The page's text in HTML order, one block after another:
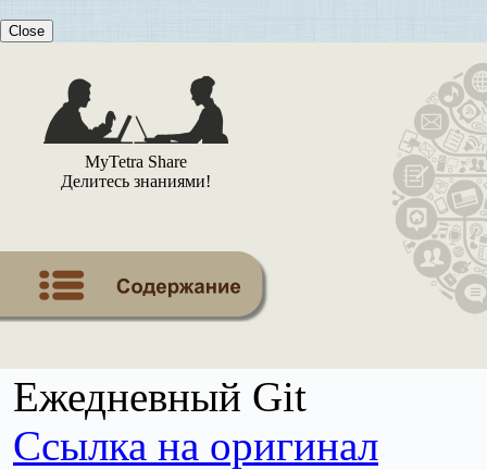
Close
MyTetra Share
Делитесь знаниями!
Ежедневный Git
Ссылка на оригинал